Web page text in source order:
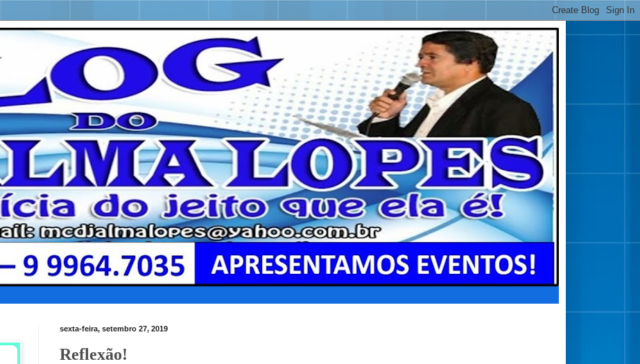
sexta-feira, setembro 27, 2019
Reflexão!